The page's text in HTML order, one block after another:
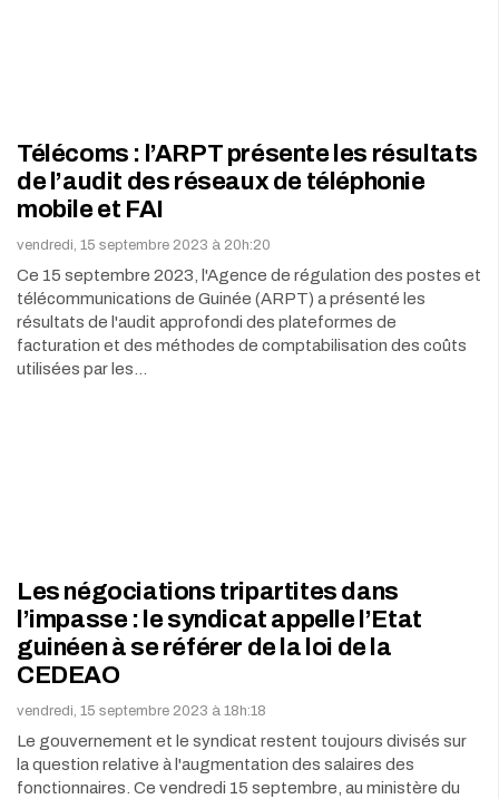
Télécoms : l’ARPT présente les résultats
de l’audit des réseaux de téléphonie
mobile et FAI
vendredi, 15 septembre 2023 à 20h:20
Ce 15 septembre 2023, l'Agence de régulation des postes et
télécommunications de Guinée (ARPT) a présenté les
résultats de l'audit approfondi des plateformes de
facturation et des méthodes de comptabilisation des coûts
utilisées par les…
Les négociations tripartites dans
l’impasse : le syndicat appelle l’Etat
guinéen à se référer de la loi de la
CEDEAO
vendredi, 15 septembre 2023 à 18h:18
Le gouvernement et le syndicat restent toujours divisés sur
la question relative à l'augmentation des salaires des
fonctionnaires. Ce vendredi 15 septembre, au ministère du